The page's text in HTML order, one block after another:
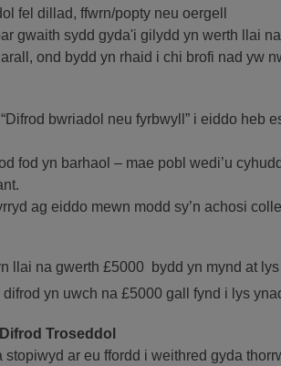
fel dillad, ffwrn/popty neu oergell
gwaith sydd gyda'i gilydd yn werth llai
ond bydd yn rhaid i chi brofi nad yw
bwriadol neu fyrbwyll” i eiddo heb
fod yn barhaol – mae pobl wedi’u
ag eiddo mewn modd sy’n achosi
llai na gwerth £5000 bydd yn mynd at
difrod yn uwch na £5000 gall fynd i lys
Troseddol
stopiwyd ar eu ffordd i weithred gyda